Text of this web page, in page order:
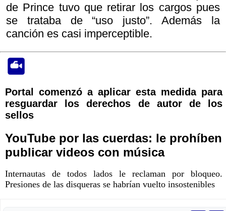
de Prince tuvo que retirar los cargos pues
se trataba de “uso justo”. Además la
canción es casi imperceptible.
Portal comenzó a aplicar esta medida para
resguardar los derechos de autor de los
sellos
YouTube por las cuerdas: le prohíben
publicar videos con música
Internautas de todos lados le reclaman por bloqueo.
Presiones de las disqueras se habrían vuelto insostenibles